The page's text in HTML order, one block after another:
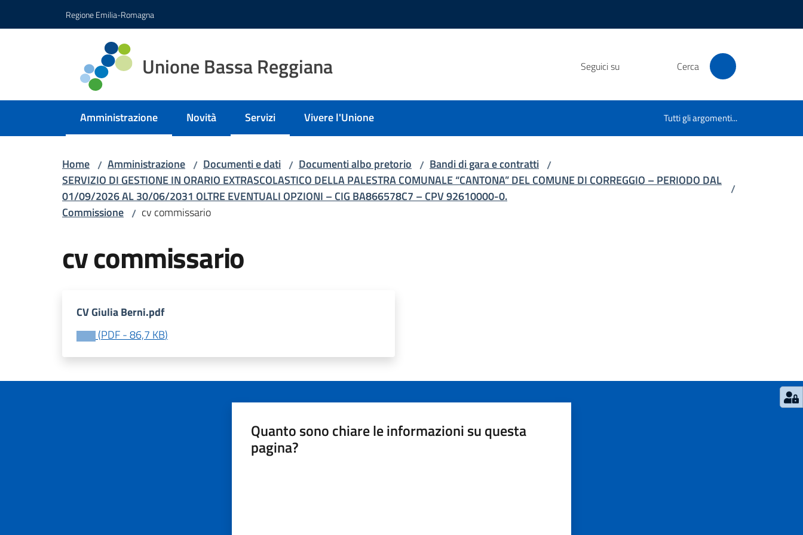
Regione Emilia-Romagna
Unione Bassa Reggiana Seguici su Cerca
Amministrazione
Menu selezionato Novità Servizi
Menu selezionatoVivere l'Unione Tutti gli argomenti...
Home / Amministrazione / Documenti e dati / Documenti albo pretorio / Bandi di gara e contratti /
SERVIZIO DI GESTIONE IN ORARIO EXTRASCOLASTICO DELLA PALESTRA COMUNALE “CANTONA” DEL COMUNE DI CORREGGIO – PERIODO DAL
01/09/2026 AL 30/06/2031 OLTRE EVENTUALI OPZIONI – CIG BA866578C7 – CPV 92610000-0.
/
Commissione / cv commissario
cv commissario
CV Giulia Berni.pdf
(PDF-86,7 KB)
Quanto sono chiare le informazioni su questa
pagina?